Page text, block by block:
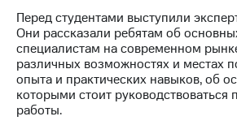
управление
Корпоративный
секретарь
Раскрытие
информации
Информация
Перед студентами выступили
Они рассказали ребятам об
специалистам на современном
различных возможностях и местах
опыта и практических навыков, об
которыми стоит руководствоваться
работы.